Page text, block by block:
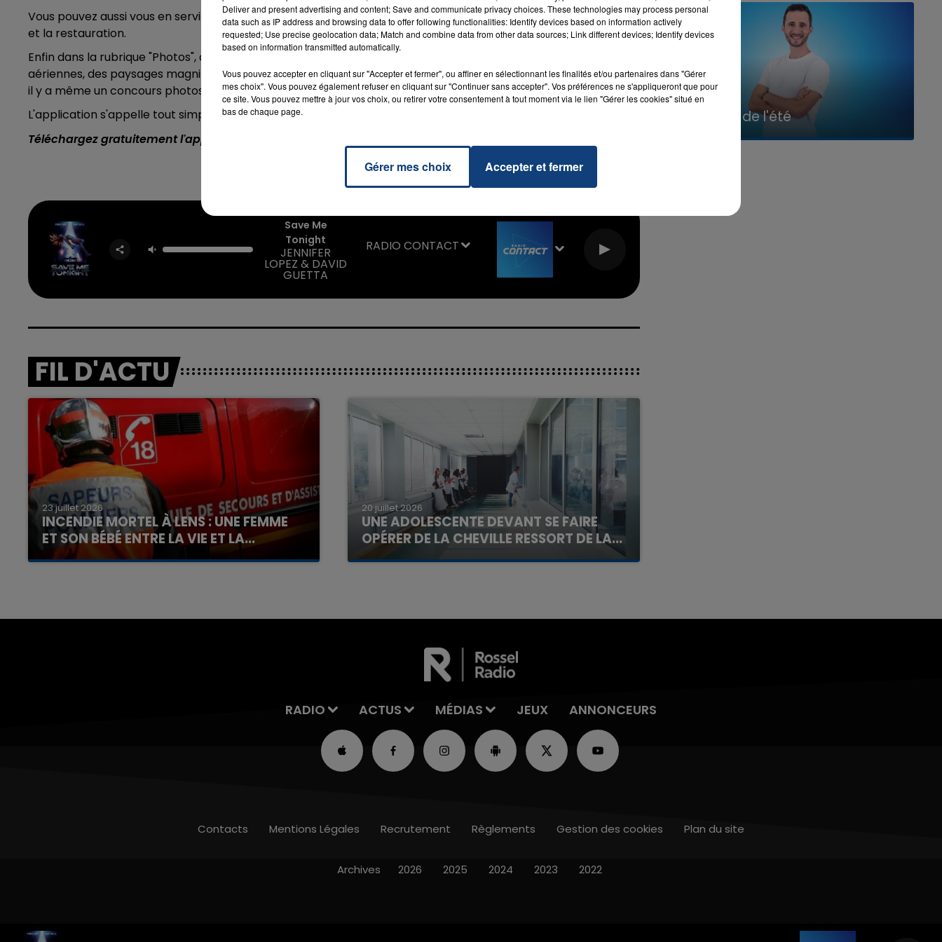
Vous pouvez aussi vous en servir pour préparer votre séjour, avec les adresses et bons plans pour le logement
et la restauration.
Enfin dans la rubrique "Photos", découvrez de fabuleux clichés de Wissant et des 2 Caps, avec des photos
aériennes, des paysages magnifiques. Vous pouvez envoyer vos photos pour partager vos meilleurs souvenirs,
il y a même un concours photos qui est proposé !
L'application s'appelle tout simplement "Wissant", elle est disponible sur Apple et Android.
Téléchargez gratuitement l'application Contact FM sur
Save Me
Tonight
JENNIFER
LOPEZ & DAVID
GUETTA
RADIO CONTACT
FIL D'ACTU
23 juillet 2026
INCENDIE MORTEL À LENS : UNE FEMME
ET SON BÉBÉ ENTRE LA VIE ET LA...
Un homme s'est immolé par le feu après avoir
20 juillet 2026
UNE ADOLESCENTE DEVANT SE FAIRE
OPÉRER DE LA CHEVILLE RESSORT DE LA...
La famille a porté plainte contre la clinique qui a
7h00 - 11h00 7h00 - 11h00
La Team de l'été
RADIO ACTUS MÉDIAS JEUX ANNONCEURS
Contacts Mentions Légales Recrutement Règlements Gestion des cookies Plan du site
Archives 2026 2025 2024 2023 2022
Deliver and present advertising and content; Save and communicate privacy choices. These technologies may process personal
data such as IP address and browsing data to offer following functionalities: Identify devices based on information actively
requested; Use precise geolocation data; Match and combine data from other data sources; Link different devices; Identify devices
based on information transmitted automatically.
Vous pouvez accepter en cliquant sur "Accepter et fermer", ou affiner en sélectionnant les finalités et/ou partenaires dans "Gérer
mes choix". Vous pouvez également refuser en cliquant sur "Continuer sans accepter". Vos préférences ne s'appliqueront que pour
ce site. Vous pouvez mettre à jour vos choix, ou retirer votre consentement à tout moment via le lien "Gérer les cookies" situé en
bas de chaque page.
Gérer mes choix Accepter et fermer